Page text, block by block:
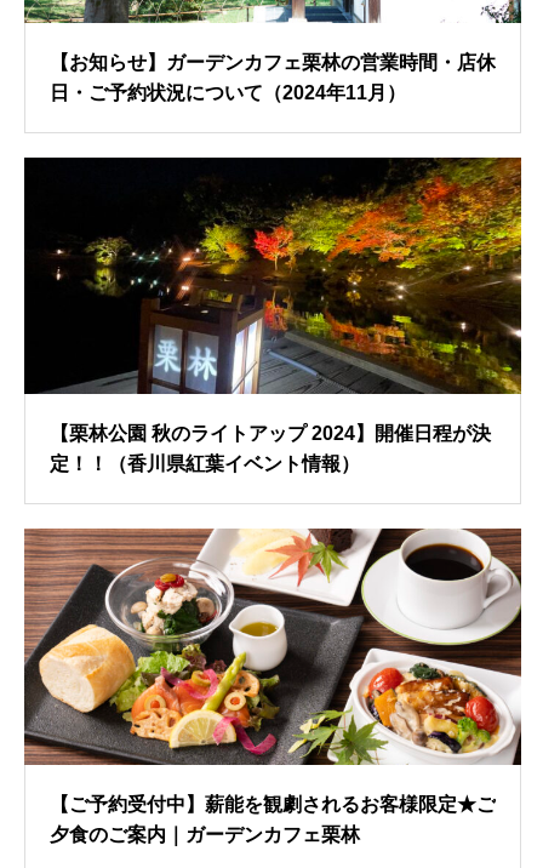
【お知らせ】ガーデンカフェ栗林の営業時間・店休
日・ご予約状況について（2024年11月）
【栗林公園 秋のライトアップ 2024】開催日程が決
定！！（香川県紅葉イベント情報）
【ご予約受付中】薪能を観劇されるお客様限定★ご
夕食のご案内｜ガーデンカフェ栗林